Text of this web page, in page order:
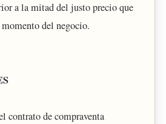
a la mitad del justo precio que
del negocio.
contrato de compraventa